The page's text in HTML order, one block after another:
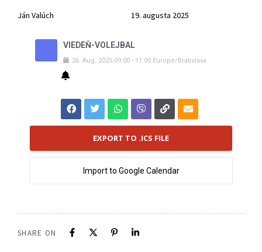
Ján Valúch 19. augusta 2025
VIEDEŇ-VOLEJBAL
26. Aug. 2025 09:00 - 11:00 Europe/Bratislava
EXPORT TO .ICS FILE
Import to Google Calendar
SHARE ON